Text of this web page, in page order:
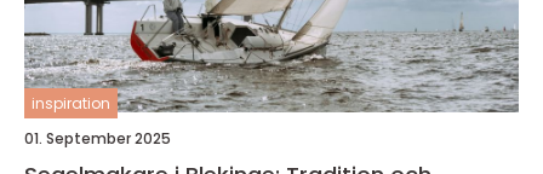
inspiration
01. September 2025